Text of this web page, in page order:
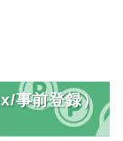
事前登録）